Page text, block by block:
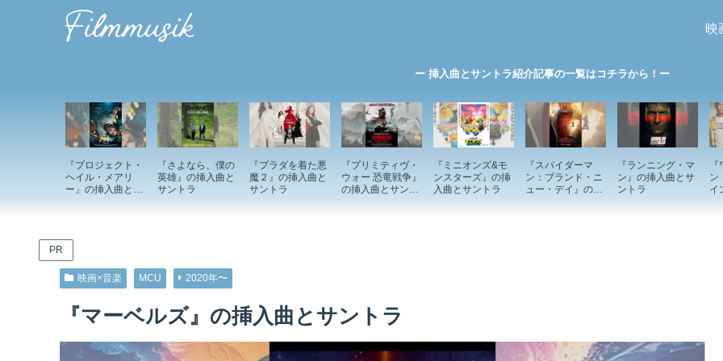
映
ー 挿入曲とサントラ紹介記事の一覧はコチラから！ー
『プロジェクト・
ヘイル・メアリ
ー』の挿入曲とサ
『さよなら、僕の
英雄』の挿入曲と
サントラ
『プラダを着た悪
魔２』の挿入曲と
サントラ
『プリミティヴ・
ウォー 恐竜戦争』
の挿入曲とサント
『ミニオンズ&モ
ンスターズ』の挿
入曲とサントラ
『スパイダーマ
ン：ブランド・ニ
ュー・デイ』の挿
『ランニング・マ
ン』の挿入曲とサ
ントラ
ン
イ
PR
映画×音楽 MCU 2020年〜
『マーベルズ』の挿入曲とサントラ